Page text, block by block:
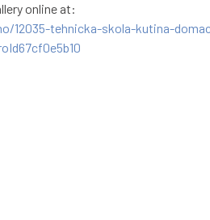
online at:
12035-tehnicka-skola-kutina-